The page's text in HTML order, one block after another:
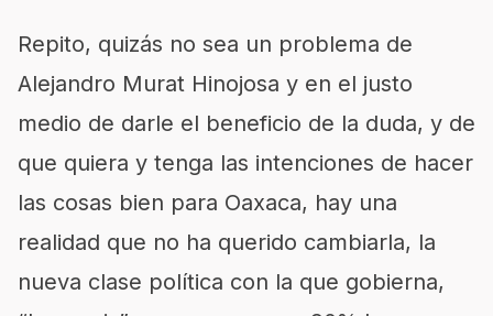
Repito, quizás no sea un problema de
Alejandro Murat Hinojosa y en el justo
medio de darle el beneficio de la duda, y de
que quiera y tenga las intenciones de hacer
las cosas bien para Oaxaca, hay una
realidad que no ha querido cambiarla, la
nueva clase política con la que gobierna,